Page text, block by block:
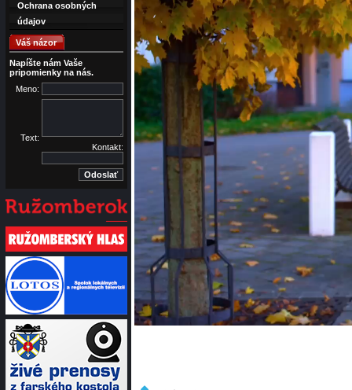
Ochrana osobných
údajov
Váš názor
Napíšte nám Vaše
pripomienky na nás.
Meno:
Text:
Kontakt: